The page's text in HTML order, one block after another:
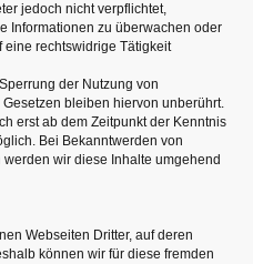
jedoch nicht verpflichtet,
Informationen zu überwachen oder
eine rechtswidrige Tätigkeit
der Nutzung von
bleiben hiervon unberührt.
erst ab dem Zeitpunkt der Kenntnis
Bei Bekanntwerden von
wir diese Inhalte umgehend
Webseiten Dritter, auf deren
können wir für diese fremden